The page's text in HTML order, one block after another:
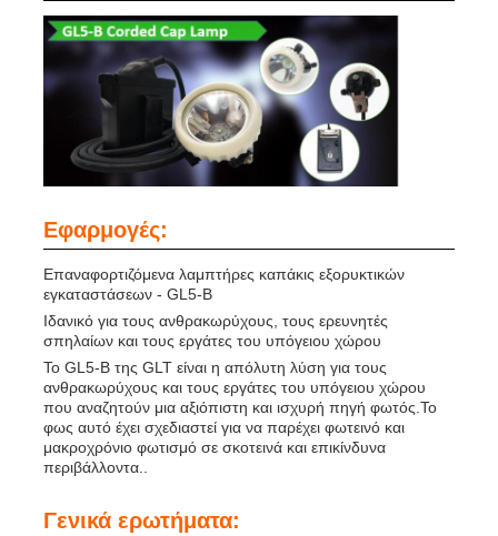
Εφαρμογές:
Επαναφορτιζόμενα λαμπτήρες καπάκις εξορυκτικών
εγκαταστάσεων - GL5-B
Ιδανικό για τους ανθρακωρύχους, τους ερευνητές
σπηλαίων και τους εργάτες του υπόγειου χώρου
Το GL5-B της GLT είναι η απόλυτη λύση για τους
ανθρακωρύχους και τους εργάτες του υπόγειου χώρου
που αναζητούν μια αξιόπιστη και ισχυρή πηγή φωτός.Το
φως αυτό έχει σχεδιαστεί για να παρέχει φωτεινό και
μακροχρόνιο φωτισμό σε σκοτεινά και επικίνδυνα
περιβάλλοντα..
Γενικά ερωτήματα: